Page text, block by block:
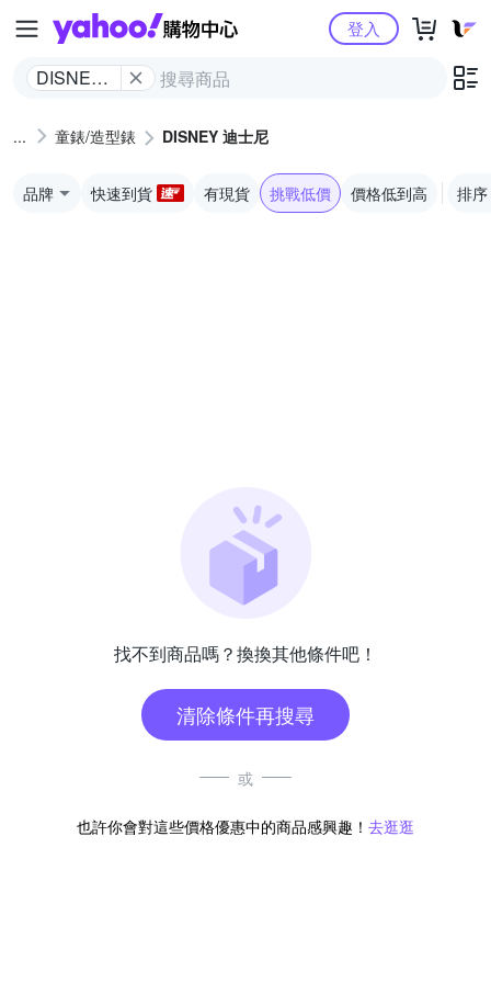
Yahoo購物中心
DISNEY
登入
童錶/造型錶 DISNEY 迪士尼
品牌 快速到貨 有現貨 挑戰低價 價格低到高 排序
找不到商品嗎？換換其他條件吧！
清除條件再搜尋
或
也許你會對這些價格優惠中的商品感興趣！ 去逛逛